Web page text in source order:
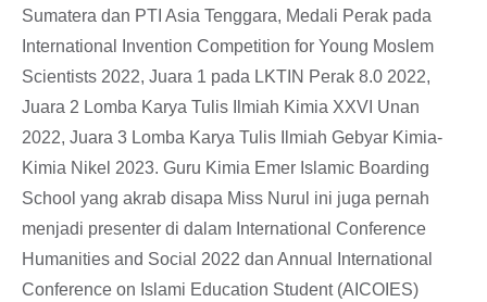
Sumatera dan PTI Asia Tenggara, Medali Perak pada
International Invention Competition for Young Moslem
Scientists 2022, Juara 1 pada LKTIN Perak 8.0 2022,
Juara 2 Lomba Karya Tulis Ilmiah Kimia XXVI Unan
2022, Juara 3 Lomba Karya Tulis Ilmiah Gebyar Kimia-
Kimia Nikel 2023. Guru Kimia Emer Islamic Boarding
School yang akrab disapa Miss Nurul ini juga pernah
menjadi presenter di dalam International Conference
Humanities and Social 2022 dan Annual International
Conference on Islami Education Student (AICOIES)